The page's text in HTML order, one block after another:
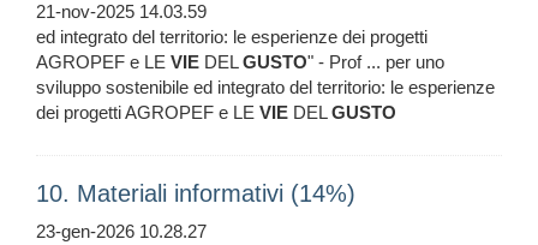
21-nov-2025 14.03.59
ed integrato del territorio: le esperienze dei progetti
AGROPEF e LE VIE DELGUSTO" - Prof ... per uno
sviluppo sostenibile ed integrato del territorio: le esperienze
dei progetti AGROPEF e LE VIE DELGUSTO
10. Materiali informativi (14%)
23-gen-2026 10.28.27